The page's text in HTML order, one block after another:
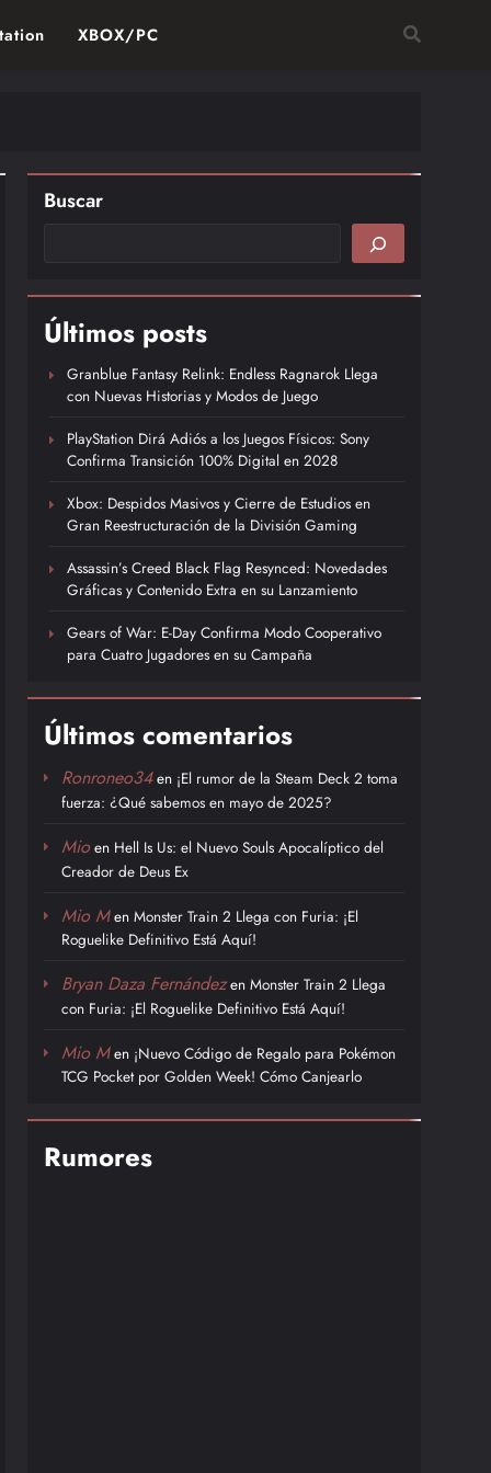
XBOX/PC
Buscar
Últimos posts
Granblue Fantasy Relink: Endless Ragnarok Llega
con Nuevas Historias y Modos de Juego
PlayStation Dirá Adiós a los Juegos Físicos: Sony
Confirma Transición 100% Digital en 2028
Xbox: Despidos Masivos y Cierre de Estudios en
Gran Reestructuración de la División Gaming
Assassin’s Creed Black Flag Resynced: Novedades
Gráficas y Contenido Extra en su Lanzamiento
Gears of War: E-Day Confirma Modo Cooperativo
para Cuatro Jugadores en su Campaña
Últimos comentarios
Ronroneo34en ¡El rumor de la Steam Deck 2 toma
fuerza: ¿Qué sabemos en mayo de 2025?
Mioen Hell Is Us: el Nuevo Souls Apocalíptico del
Creador de Deus Ex
Mio MenMonster Train 2 Llega con Furia: ¡El
Roguelike Definitivo Está Aquí!
Bryan Daza FernándezenMonster Train 2 Llega
con Furia: ¡El Roguelike Definitivo Está Aquí!
Mio Men ¡Nuevo Código de Regalo para Pokémon
TCG Pocket por Golden Week! Cómo Canjearlo
Rumores